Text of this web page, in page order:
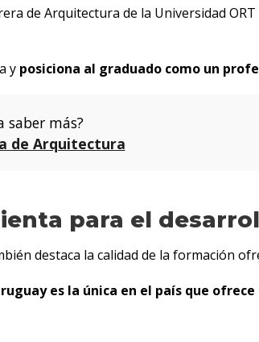
de Arquitectura de la Universidad
y posiciona al graduado como un
saber más?
de Arquitectura
para el
destaca la calidad de la formación
es la única en el país que